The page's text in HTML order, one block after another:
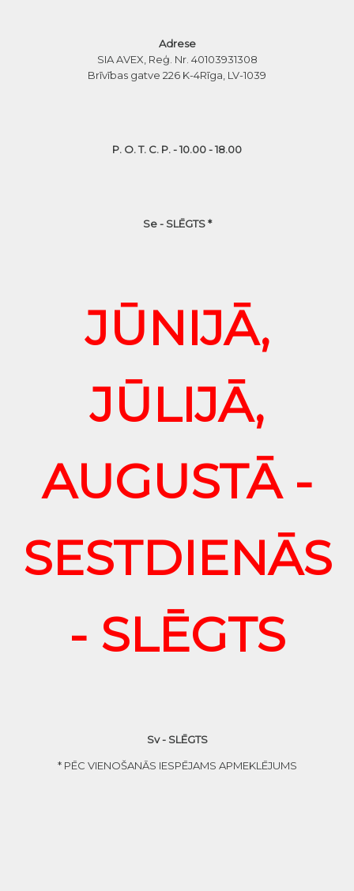
Adrese
SIA AVEX, Reģ. Nr. 40103931308
Brīvības gatve 226 K-4Rīga, LV-1039
P. O. T. C. P. - 10.00 - 18.00
Se - SLĒGTS *
JŪNIJĀ,
JŪLIJĀ,
AUGUSTĀ -
SESTDIENĀS
- SLĒGTS
Sv - SLĒGTS
* PĒC VIENOŠANĀS IESPĒJAMS APMEKLĒJUMS